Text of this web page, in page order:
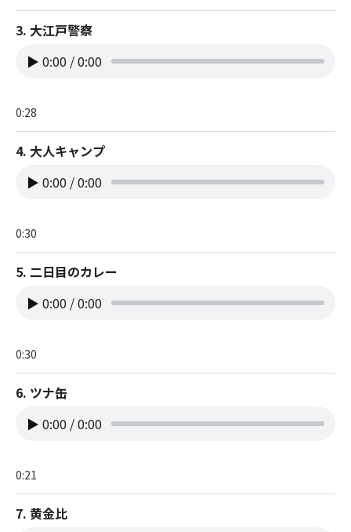
3. 大江戸警察
▶ 0:00 /0:00
0:28
4. 大人キャンプ
▶ 0:00 /0:00
0:30
5. 二日目のカレー
▶ 0:00 /0:00
0:30
6. ツナ缶
▶ 0:00 /0:00
0:21
7. 黄金比